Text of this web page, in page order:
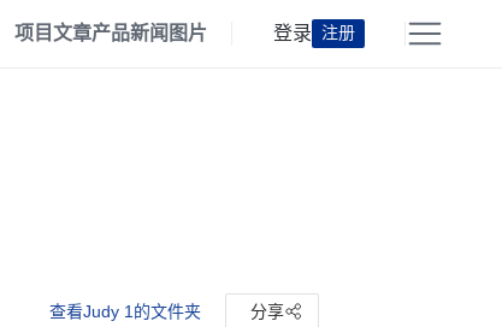
项目文章产品新闻 图片 登录 注册
查看Judy 1的文件夹 分享